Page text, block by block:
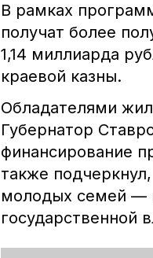
В рамках
получат более
1,14 миллиарда
краевой казны.
Обладателями
Губернатор
финансирование
также
молодых семей —
государственной